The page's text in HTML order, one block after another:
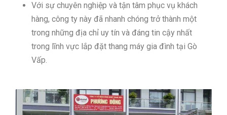
Với sự chuyên nghiệp và tận tâm phục vụ khách
hàng, công ty này đã nhanh chóng trở thành một
trong những địa chỉ uy tín và đáng tin cậy nhất
trong lĩnh vực lắp đặt thang máy gia đình tại Gò
Vấp.